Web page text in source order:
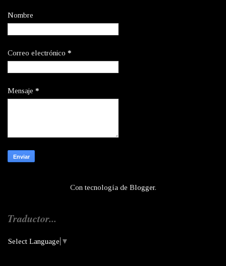
Nombre
Correo electrónico *
Mensaje *
Con tecnología de Blogger.
Traductor...
Select Language ▼